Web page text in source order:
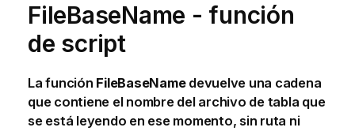
FileBaseName - función
de script
La función FileBaseNamedevuelve una cadena
que contiene el nombre del archivo de tabla que
se está leyendo en ese momento, sin ruta ni